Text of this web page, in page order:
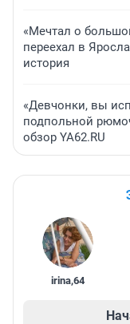
«Мечтал о
переехал в
история
«Девчонки, вы
подпольной
обзор YA62.RU
irina,64